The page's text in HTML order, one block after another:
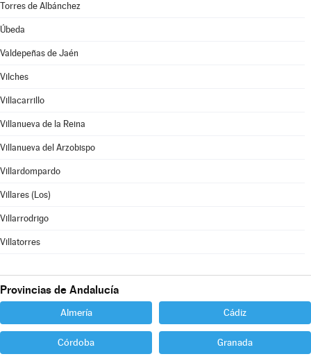
Torres de Albánchez
Úbeda
Valdepeñas de Jaén
Vilches
Villacarrillo
Villanueva de la Reina
Villanueva del Arzobispo
Villardompardo
Villares (Los)
Villarrodrigo
Villatorres
Provincias de Andalucía
Almería Cádiz
Córdoba Granada